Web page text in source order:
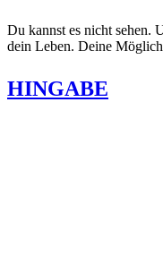
Du kannst es nicht sehen.
dein Leben. Deine
HINGABE